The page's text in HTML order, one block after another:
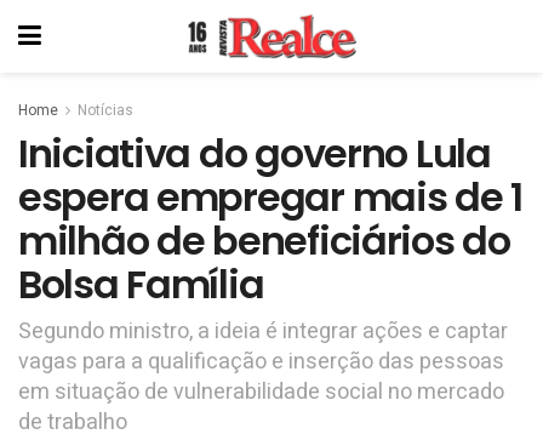
Home Notícias
Iniciativa do governo Lula
espera empregar mais de 1
milhão de beneficiários do
Bolsa Família
Segundo ministro, a ideia é integrar ações e captar
vagas para a qualificação e inserção das pessoas
em situação de vulnerabilidade social no mercado
de trabalho